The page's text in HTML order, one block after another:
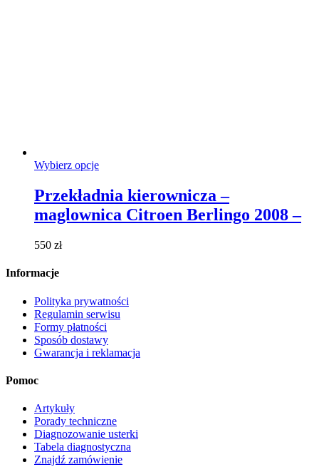
Wybierz opcjeTen
ma
wiele
wariantów.
Przekładnia kierownicza –
maglownica Citroen Berlingo 2008 –
550 zł
Informacje
Polityka prywatności
Regulamin serwisu
Formy płatności
Sposób dostawy
Gwarancja i reklamacja
Pomoc
Artykuły
Porady techniczne
Diagnozowanie usterki
Tabela diagnostyczna
Znajdź zamówienie